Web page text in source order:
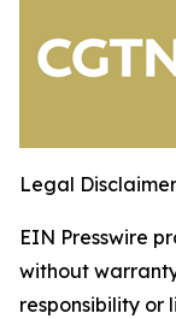
Legal
EIN Presswire
without
responsibility or